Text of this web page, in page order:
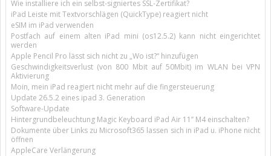
Wie installiere ich ein selbst-signiertes SSL-Zertifikat?
iPad Leiste mit Textvorschlägen (QuickType) reagiert nicht
eSIM im iPad verwenden
Postfach auf einem alten iPad mini (os12.5.2) kann nicht eingerichtet
werden
Apple Pencil Pro lässt sich nicht zu „Wo ist?“ hinzufügen
Geschwindigkeitsverlust (von 800 Mbit auf 50Mbit) im WLAN bei VPN
Aktivierung
Moin, mein iPad reagiert nicht mehr auf die fingersteuerung
Update 26.5.2 eines ipad 3. Generation
Software-Update
Hintergrundbeleuchtung Magic Keyboard iPad Air 11’’ M4 einschalten?
Dokumente über Links zu Microsoft365 lassen sich in iPad u. iPhone nicht
öffnen
AppleCare Verlängerung